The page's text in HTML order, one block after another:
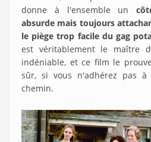
donne à l'ensemble un
absurde mais toujours
le piège trop facile du gag
est véritablement le maître
indéniable, et ce film le
sûr, si vous n'adhérez pas à
chemin.